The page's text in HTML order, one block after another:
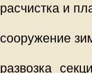
расчистка и
сооружение
развозка